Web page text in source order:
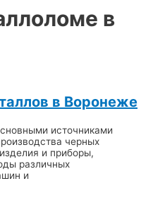
в
в Воронеже
источниками
черных
и приборы,
различных
и